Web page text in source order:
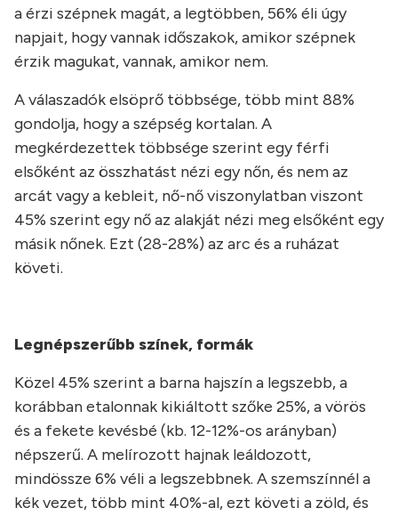
a érzi szépnek magát, a legtöbben, 56% éli úgy
napjait, hogy vannak időszakok, amikor szépnek
érzik magukat, vannak, amikor nem.
A válaszadók elsöprő többsége, több mint 88%
gondolja, hogy a szépség kortalan. A
megkérdezettek többsége szerint egy férfi
elsőként az összhatást nézi egy nőn, és nem az
arcát vagy a kebleit, nő-nő viszonylatban viszont
45% szerint egy nő az alakját nézi meg elsőként egy
másik nőnek. Ezt (28-28%) az arc és a ruházat
követi.
Legnépszerűbb színek, formák
Közel 45% szerint a barna hajszín a legszebb, a
korábban etalonnak kikiáltott szőke 25%, a vörös
és a fekete kevésbé (kb. 12-12%-os arányban)
népszerű. A melírozott hajnak leáldozott,
mindössze 6% véli a legszebbnek. A szemszínnél a
kék vezet, több mint 40%-al, ezt követi a zöld, és